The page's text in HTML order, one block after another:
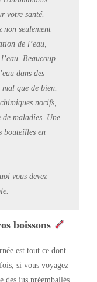
votre santé.
non seulement
de l’eau,
Beaucoup
dans des
que de bien.
nocifs,
maladies. Une
bouteilles en
vous devez
boissons
est tout ce dont
si vous voyagez
des jus préemballés,